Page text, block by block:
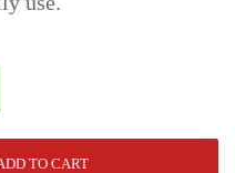
TO CART